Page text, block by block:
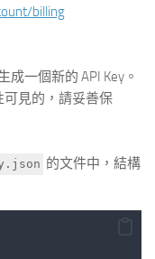
billing
成一個新的 API Key。
可見的，請妥善保
的文件中，結構